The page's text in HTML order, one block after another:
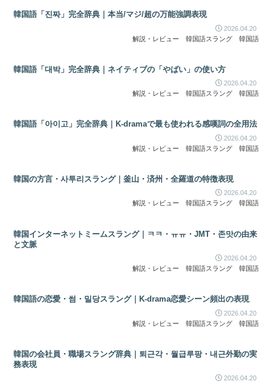
韓国語「진짜」完全辞典｜本当/マジ/超の万能強調表現
2026.04.20
解説・レビュー
韓国語スラング 韓国語
韓国語「대박」完全辞典｜ネイティブの「やばい」の使い方
2026.04.20
解説・レビュー
韓国語スラング 韓国語
韓国語「아이고」完全辞典｜K-dramaで最も使われる感嘆詞の全用法
2026.04.20
解説・レビュー
韓国語スラング 韓国語
韓国の方言・사투리スラング｜釜山・済州・全羅道の特徴表現
2026.04.20
解説・レビュー
韓国語スラング 韓国語
韓国インターネットミームスラング｜ㅋㅋ・ㅠㅠ・JMT・존맛の由来
と文脈
2026.04.20
解説・レビュー
韓国語スラング 韓国語
韓国語の恋愛・썸・밀당スラング｜K-drama恋愛シーン頻出の表現
2026.04.20
解説・レビュー
韓国語スラング 韓国語
韓国の会社員・職場スラング辞典｜퇴근각・월급루팡・내근外勤の実
務表現
2026.04.20